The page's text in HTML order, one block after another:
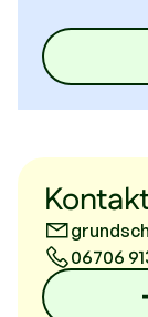
06706